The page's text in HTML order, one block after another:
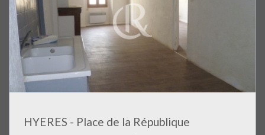
HYERES - Place de la République